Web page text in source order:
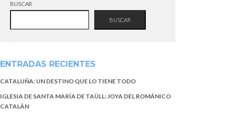
BUSCAR
BUSCAR
ENTRADAS RECIENTES
CATALUÑA: UN DESTINO QUE LO TIENE TODO
IGLESIA DE SANTA MARÍA DE TAÜLL: JOYA DEL ROMÁNICO
CATALÁN